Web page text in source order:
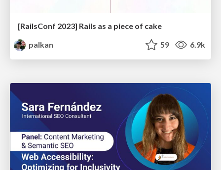
[RailsConf 2023] Rails as a piece of cake
palkan
59 6.9k